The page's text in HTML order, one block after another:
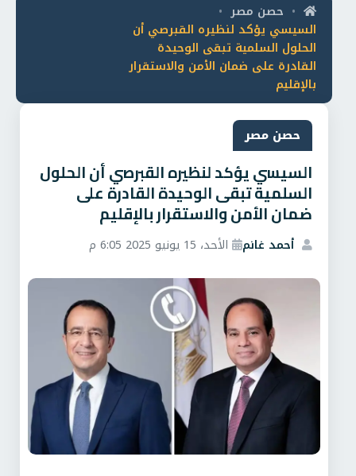
• حصن مصر •
السيسي يؤكد لنظيره القبرصي أن
الحلول السلمية تبقى الوحيدة
القادرة على ضمان الأمن والاستقرار
بالإقليم
حصن مصر
السيسي يؤكد لنظيره القبرصي أن الحلول
السلمية تبقى الوحيدة القادرة على
ضمان الأمن والاستقرار بالإقليم
أحمد غانم الأحد، 15 يونيو 2025 6:05 م